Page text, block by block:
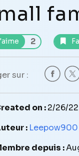
2
sur :
on :2/26/22
: Leepow900
depuis :